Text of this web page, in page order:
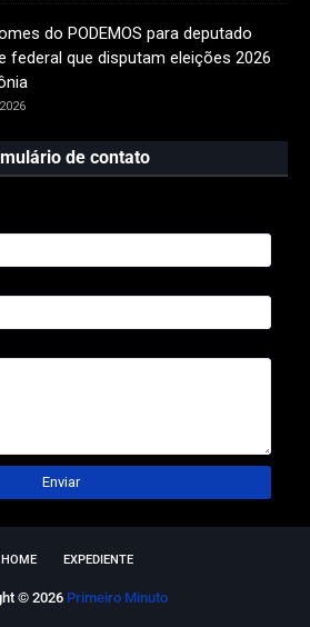
do PODEMOS para deputado
federal que disputam eleições 2026
de contato
HOME EXPEDIENTE
© 2026 Primeiro Minuto